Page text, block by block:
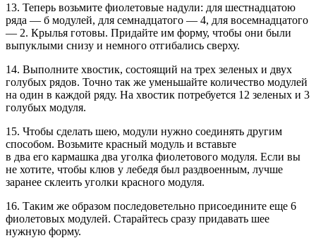
13. Теперь возьмите фиолетовые надули: для шестнадцатою
ряда — б модулей, для семнадцатого — 4, для восемнадцатого
— 2. Крылья готовы. Придайте им форму, чтобы они были
выпуклыми снизу и немного отгибались сверху.
14. Выполните хвостик, состоящий на трех зеленых и двух
голубых рядов. Точно так жe уменьшайте количество модулей
на один в каждой ряду. На хвостик потребуется 12 зеленых и 3
голубых модуля.
15. Чтобы сделать шею, модули нужно соединять другим
способом. Возьмите красный модуль и вставьте
в два его кармашка два уголка фиолетового модуля. Если вы
не хотите, чтобы клюв у лебедя был раздвоенным, лучше
заранее склеить уголки красного модуля.
16. Таким же образом последоветельно присоедините еще 6
фиолетовых модулей. Старайтесь сразу придавать шее
нужную форму.